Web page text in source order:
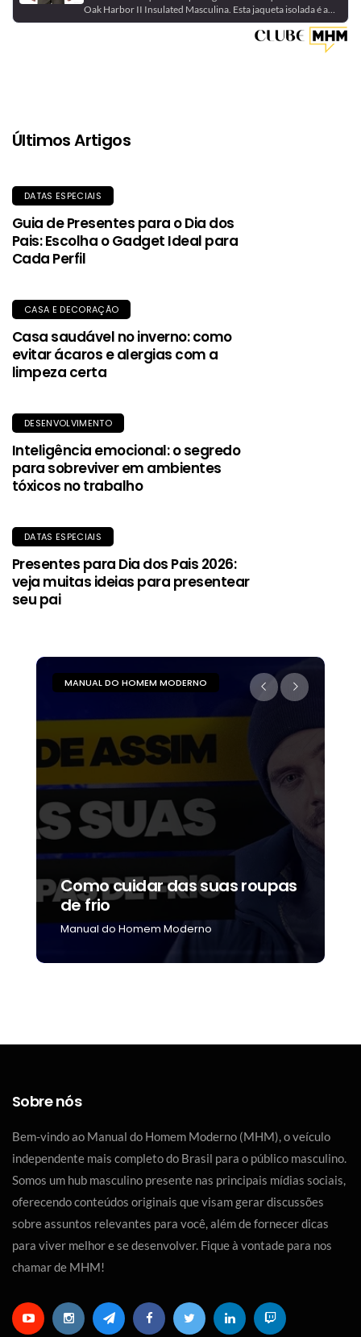
Oak Harbor II Insulated Masculina. Esta jaqueta isolada é a
escolha perfeita para dias frios e úmidos, oferecendo calor
eficiente e resistência à água. Equipada com isolamento
sintético de alta qualidade, proporciona aquecimento mesmo
Últimos Artigos
DATAS ESPECIAIS
Guia de Presentes para o Dia dos
Pais: Escolha o Gadget Ideal para
Cada Perfil
CASA E DECORAÇÃO
Casa saudável no inverno: como
evitar ácaros e alergias com a
limpeza certa
DESENVOLVIMENTO
Inteligência emocional: o segredo
para sobreviver em ambientes
tóxicos no trabalho
DATAS ESPECIAIS
Presentes para Dia dos Pais 2026:
veja muitas ideias para presentear
seu pai
MANUAL DO HOMEM MODERNO
Como cuidar das suas roupas
de frio
Manual do Homem Moderno
Sobre nós
Bem-vindo ao Manual do Homem Moderno (MHM), o veículo
independente mais completo do Brasil para o público masculino.
Somos um hub masculino presente nas principais mídias sociais,
oferecendo conteúdos originais que visam gerar discussões
sobre assuntos relevantes para você, além de fornecer dicas
para viver melhor e se desenvolver. Fique à vontade para nos
chamar de MHM!